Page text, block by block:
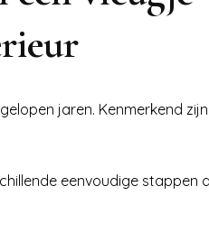
jaren. Kenmerkend
eenvoudige stappen